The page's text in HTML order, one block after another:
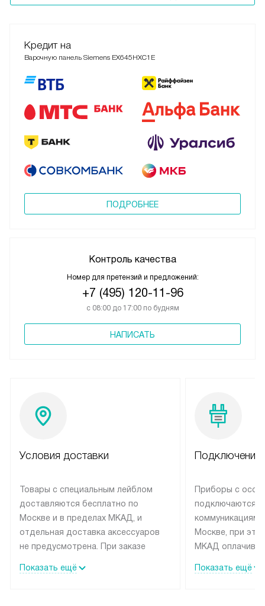
Кредит на
Варочную панель Siemens EX645HXC1E
ПОДРОБНЕЕ
Контроль качества
Номер для претензий и предложений:
+7 (495) 120-11-96
с 08:00 до 17:00 по будням
НАПИСАТЬ
Условия доставки
Товары с специальным лейблом
доставляются бесплатно по
Москве и в пределах МКАД, и
отдельная доставка аксессуаров
не предусмотрена. При заказе
рекомендуем обсудить с
Показать ещё
Подключение
Приборы с
подключаются к
коммуникациям
Москве, при
МКАД
партнера
Показать ещё